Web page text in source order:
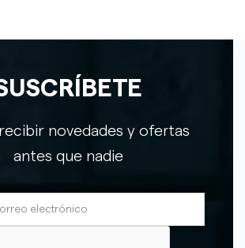
novedades y ofertas
antes que nadie